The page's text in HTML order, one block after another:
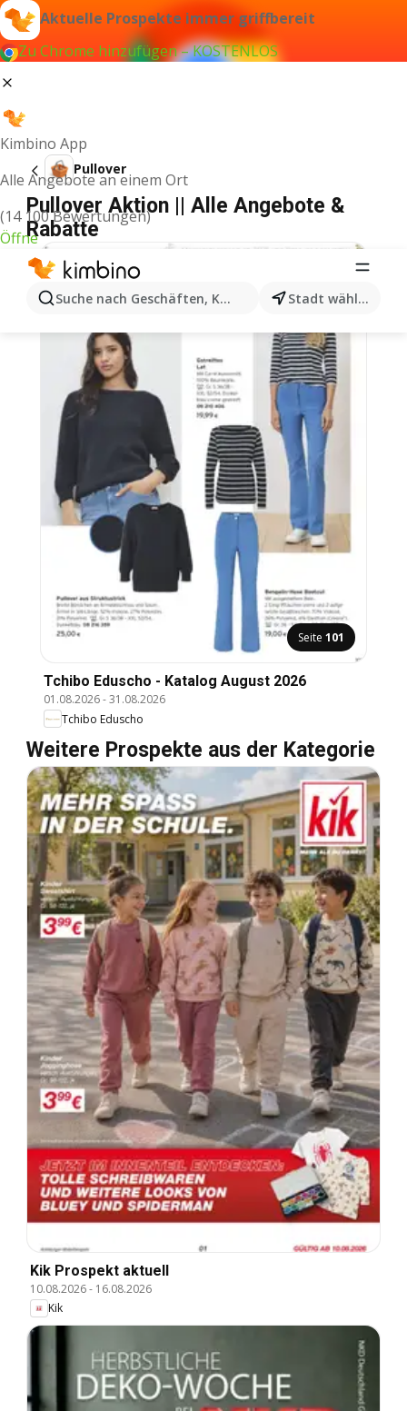
Aktuelle Prospekte immer griffbereit
Zu Chrome hinzufügen – KOSTENLOS
Kimbino App
Alle Angebote an einem Ort
(14 100 Bewertungen)
Öffne
Suche nach Geschäften, Kategorien, Produkten...
Stadt wählen
Pullover
Pullover Aktion || Alle Angebote &
Rabatte
Seite 101
Tchibo Eduscho - Katalog August 2026
01.08.2026-31.08.2026
Tchibo Eduscho
Weitere Prospekte aus der Kategorie
Kik Prospekt aktuell
10.08.2026- 16.08.2026
Kik